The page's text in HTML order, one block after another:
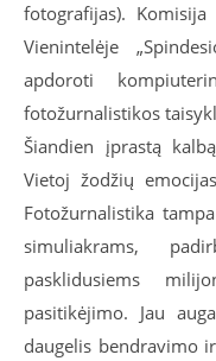
fotografijas).
Vienintelėje
apdoroti
fotožurnalistikos
Šiandien įprastą
Vietoj žodžių
Fotožurnalistika
simuliakrams,
pasklidusiems
pasitikėjimo. Jau
daugelis bendravimo